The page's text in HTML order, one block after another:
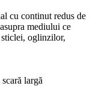
cu continut redus de
mediului ce
sticlei, oglinzilor,
largă